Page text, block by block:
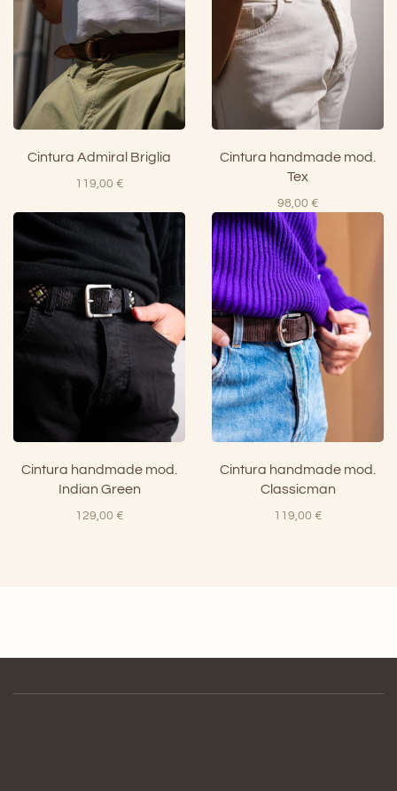
Cintura Admiral Briglia
119,00 €
Cintura handmade mod.
Tex
98,00 €
Cintura handmade mod.
Indian Green
129,00 €
Cintura handmade mod.
Classicman
119,00 €